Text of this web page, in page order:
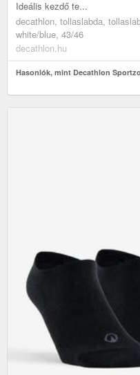
Ideális kezdő te...
decathlon, tollaslabda,
white/blue, 43/46
decathlon.hu
Hasonlók, mint Decathlon